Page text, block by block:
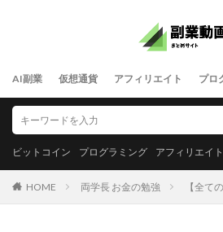
AI副業 仮想通貨 アフィリエイト プロ
ビットコイン プログラミング アフィリエイト
HOME 両学長 お金の勉強 【全て